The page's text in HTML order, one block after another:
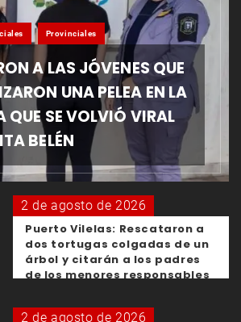
Provinciales
A LAS JÓVENES QUE
UNA PELEA EN LA
QUE SE VOLVIÓ VIRAL
BELÉN
2 de agosto de 2026
Puerto Vilelas: Rescataron a
dos tortugas colgadas de un
árbol y citarán a los padres
de los menores responsables
2 de agosto de 2026